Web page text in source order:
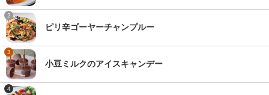
2
ピリ辛ゴーヤーチャンプルー
3
小豆ミルクのアイスキャンデー
4